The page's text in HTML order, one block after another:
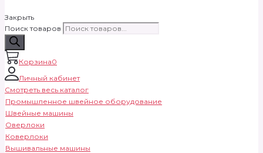
Закрыть
Поиск товаров
Корзина0
Личный кабинет
Смотреть весь каталог
Промышленное швейное оборудование
Швейные машины
Оверлоки
Коверлоки
Вышивальные машины